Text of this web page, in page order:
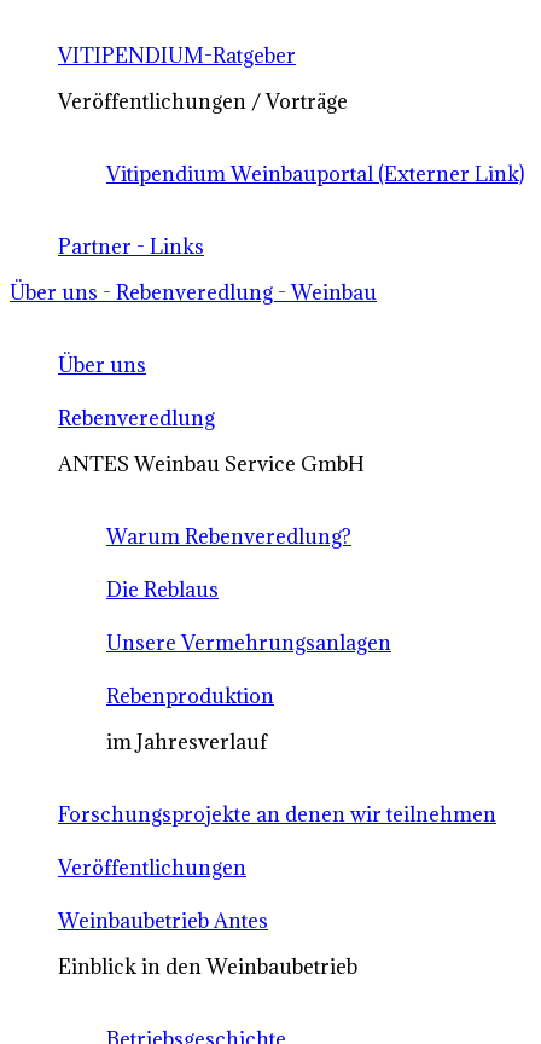
VITIPENDIUM-Ratgeber
Veröffentlichungen / Vorträge
Vitipendium Weinbauportal (Externer Link)
Partner - Links
Über uns - Rebenveredlung - Weinbau
Über uns
Rebenveredlung
ANTES Weinbau Service GmbH
Warum Rebenveredlung?
Die Reblaus
Unsere Vermehrungsanlagen
Rebenproduktion
im Jahresverlauf
Forschungsprojekte an denen wir teilnehmen
Veröffentlichungen
Weinbaubetrieb Antes
Einblick in den Weinbaubetrieb